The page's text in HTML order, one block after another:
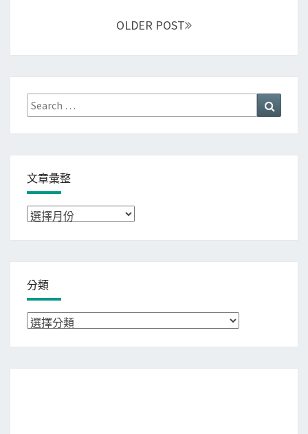
OLDER POST
Search
for:
文章彙整
文
彙
分類
分